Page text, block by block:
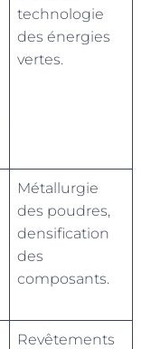
technologie
des énergies
vertes.
Métallurgie
des poudres,
densification
des
composants.
Revêtements